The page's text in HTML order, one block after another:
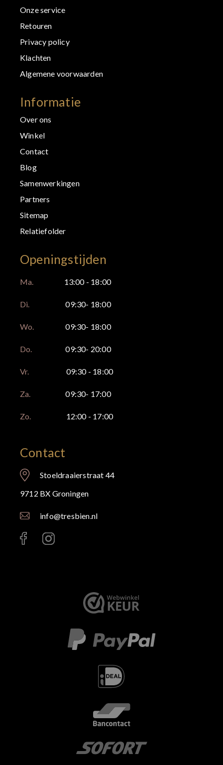
Onze service
Retouren
Privacy policy
Klachten
Algemene voorwaarden
Informatie
Over ons
Winkel
Contact
Blog
Samenwerkingen
Partners
Sitemap
Relatiefolder
Openingstijden
Ma. 13:00 - 18:00
Di. 09:30- 18:00
Wo. 09:30- 18:00
Do. 09:30- 20:00
Vr. 09:30 - 18:00
Za. 09:30- 17:00
Zo. 12:00 - 17:00
Contact
Stoeldraaierstraat 44
9712 BX Groningen
info@tresbien.nl